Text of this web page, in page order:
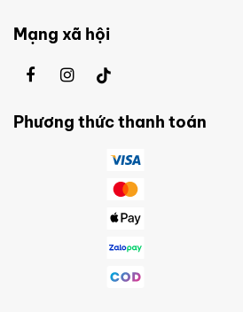
Mạng xã hội
Phương thức thanh toán